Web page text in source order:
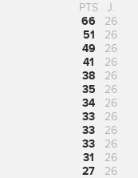
PTS
J.
66
26
51
26
49
26
41
26
38
26
35
26
34
26
33
26
33
26
33
26
31
26
27
26